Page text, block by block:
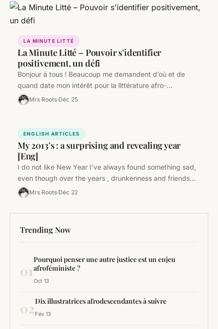
LA MINUTE LITTÉ
La Minute Litté – Pouvoir s'identifier
positivement, un défi
Bonjour à tous ! Beaucoup me demandent d’où et de
quand date mon intérêt pour la littérature afro-
américaine, caribéenne, etc.…
Mrs Roots Déc 25
ENGLISH ARTICLES
My 2013's : a surprising and revealing year
[Eng]
I do not like New Year I’ve always found something sad,
even though over the years , drunkenness and friends…
Mrs Roots Déc 22
Trending Now
01
Pourquoi penser une autre justice est un enjeu
afroféministe ?
Oct 13
02Dix illustratrices afrodescendantes à suivre
Fév 13